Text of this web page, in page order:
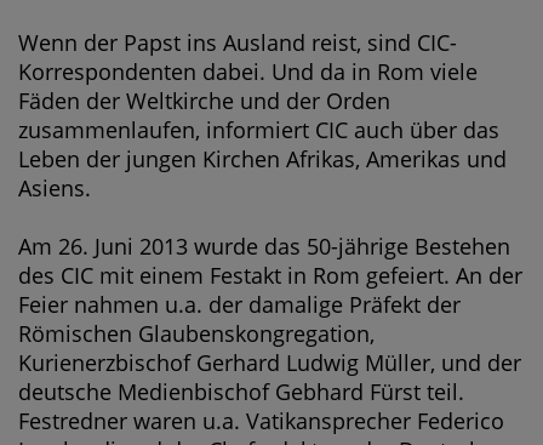
Wenn der Papst ins Ausland reist, sind CIC-
Korrespondenten dabei. Und da in Rom viele
Fäden der Weltkirche und der Orden
zusammenlaufen, informiert CIC auch über das
Leben der jungen Kirchen Afrikas, Amerikas und
Asiens.
Am 26. Juni 2013 wurde das 50-jährige Bestehen
des CIC mit einem Festakt in Rom gefeiert. An der
Feier nahmen u.a. der damalige Präfekt der
Römischen Glaubenskongregation,
Kurienerzbischof Gerhard Ludwig Müller, und der
deutsche Medienbischof Gebhard Fürst teil.
Festredner waren u.a. Vatikansprecher Federico